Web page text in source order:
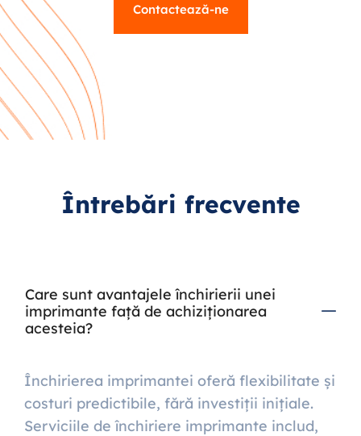
Contactează-ne
Întrebări frecvente
Care sunt avantajele închirierii unei
imprimante față de achiziționarea
acesteia?
Închirierea imprimantei oferă flexibilitate și
costuri predictibile, fără investiții inițiale.
Serviciile de închiriere imprimante includ,